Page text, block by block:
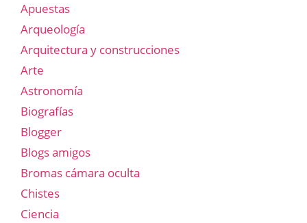
Apuestas
Arqueología
Arquitectura y construcciones
Arte
Astronomía
Biografías
Blogger
Blogs amigos
Bromas cámara oculta
Chistes
Ciencia